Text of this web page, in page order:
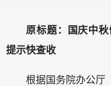
原标题：国庆中
提示快查收
根据国务院办公厅